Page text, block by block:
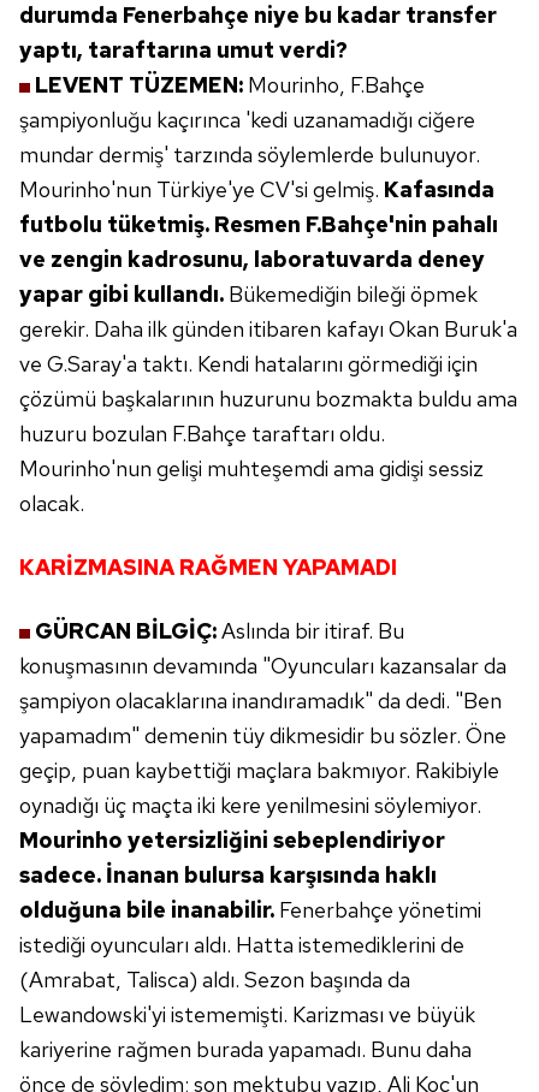
durumda Fenerbahçe niye bu kadar transfer
yaptı, taraftarına umut verdi?
LEVENT TÜZEMEN: Mourinho, F.Bahçe
şampiyonluğu kaçırınca 'kedi uzanamadığı ciğere
mundar dermiş' tarzında söylemlerde bulunuyor.
Mourinho'nun Türkiye'ye CV'si gelmiş. Kafasında
futbolu tüketmiş. Resmen F.Bahçe'nin pahalı
ve zengin kadrosunu, laboratuvarda deney
yapar gibi kullandı. Bükemediğin bileği öpmek
gerekir. Daha ilk günden itibaren kafayı Okan Buruk'a
ve G.Saray'a taktı. Kendi hatalarını görmediği için
çözümü başkalarının huzurunu bozmakta buldu ama
huzuru bozulan F.Bahçe taraftarı oldu.
Mourinho'nun gelişi muhteşemdi ama gidişi sessiz
olacak.
KARİZMASINA RAĞMEN YAPAMADI
GÜRCAN BİLGİÇ:Aslında bir itiraf. Bu
konuşmasının devamında "Oyuncuları kazansalarda
şampiyon olacaklarına inandıramadık" da dedi. "Ben
yapamadım" demenin tüy dikmesidir bu sözler. Öne
geçip, puan kaybettiği maçlara bakmıyor. Rakibiyle
oynadığı üç maçta iki kere yenilmesini söylemiyor.
Mourinho yetersizliğini sebeplendiriyor
sadece. İnanan bulursa karşısında haklı
olduğuna bile inanabilir. Fenerbahçe yönetimi
istediği oyuncuları aldı. Hatta istemediklerini de
(Amrabat, Talisca) aldı. Sezon başında da
Lewandowski'yi istememişti. Karizması ve büyük
kariyerine rağmen burada yapamadı. Bunu daha
önce de söyledim; son mektubu yazıp, Ali Koç'un